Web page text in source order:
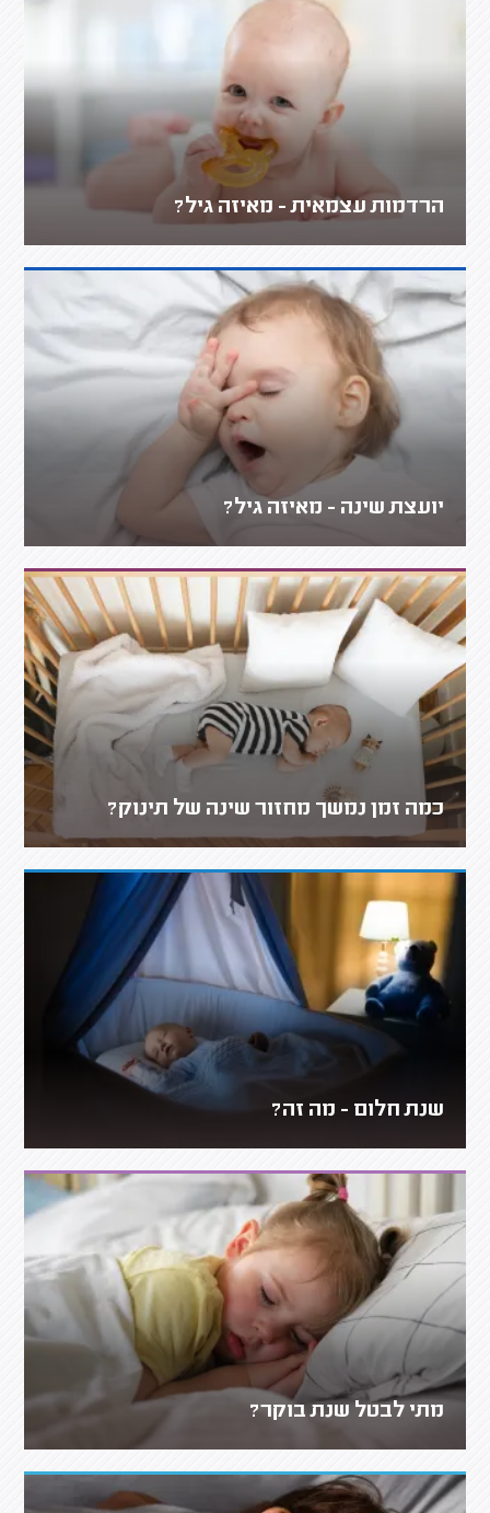
הרדמות עצמאית - מאיזה גיל?
יועצת שינה - מאיזה גיל?
כמה זמן נמשך מחזור שינה של תינוק?
שנת חלום - מה זה?
מתי לבטל שנת בוקר?